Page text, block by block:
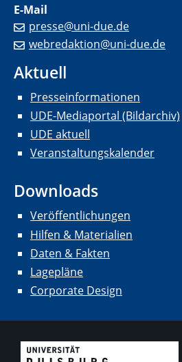
E-Mail
presse@uni-due.de
webredaktion@uni-due.de
Aktuell
Presseinformationen
UDE-Mediaportal (Bildarchiv)
UDE aktuell
Veranstaltungskalender
Downloads
Veröffentlichungen
Hilfen & Materialien
Daten & Fakten
Lagepläne
Corporate Design